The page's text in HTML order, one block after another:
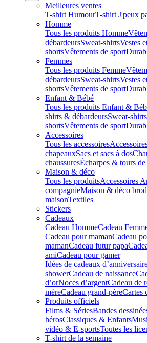
Meilleures ventes
T-shirt HumourT-shirt J'peux
Homme
Tous les produits Homme
débardeursSweat-shirtsVestes
shortsVêtements de sport
Femmes
Tous les produits Femme
débardeursSweat-shirtsVestes
shortsVêtements de sport
Enfant & Bébé
Tous les produits Enfant &
shirts & débardeursSweat-shirts
shortsVêtements de sport
Accessoires
Tous les accessoires
chapeauxSacs et sacs à dos
chaussuresÉcharpes & tours de
Maison & déco
Tous les produitsAccessoires
compagnieMaison & déco
maisonTextiles
Stickers
Cadeaux
Cadeau HommeCadeau
Cadeau pour mamanCadeau
mamanCadeau futur papa
amiCadeau pour gamer
Idées de cadeaux
showerCadeau de naissance
d’orNoces d’argentCadeau de
mèreCadeau grand-pèreCartes
Produits officiels
Films & SériesBandes
hérosClassiques & Enfants
vidéo & E-sportsToutes les
T-shirt de la semaine